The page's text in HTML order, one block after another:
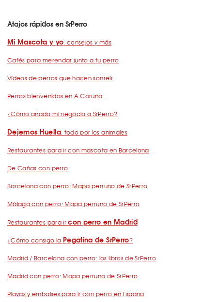
Atajos rápidos en SrPerro
Mi Mascota y yo: consejos y más
Cafés para merendar junto a tu perro
Vídeos de perros que hacen sonreír
Perros bienvenidos en A Coruña
¿Cómo añado mi negocio a SrPerro?
Dejemos Huella: todo por los animales
Restaurantes para ir con mascota en Barcelona
De Cañas con perro
Barcelona con perro: Mapa perruno de SrPerro
Málaga con perro: Mapa perruno de SrPerro
Restaurantes para ircon perro en Madrid
¿Cómo consigo la Pegatina de SrPerro?
Madrid / Barcelona con perro: los libros de SrPerro
Madrid con perro: Mapa perruno de SrPerro
Playas y embalses para ir con perro en España